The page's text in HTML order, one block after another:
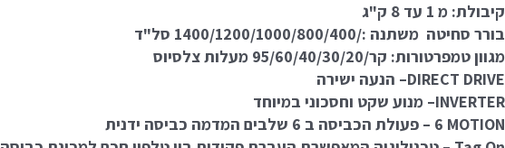
קיבולת: מ 1 עד 8 ק"ג
בורר סחיטה משתנה :/1400/1200/1000/800/400 סל"ד
מגוון טמפרטורות: קר/95/60/40/30/20 מעלות צלסיוס
DIRECT DRIVE– הנעה ישירה
INVERTER– מנוע שקט וחסכוני במיוחד
6 MOTION – פעולת הכביסה ב 6 שלבים המדמה כביסה ידנית